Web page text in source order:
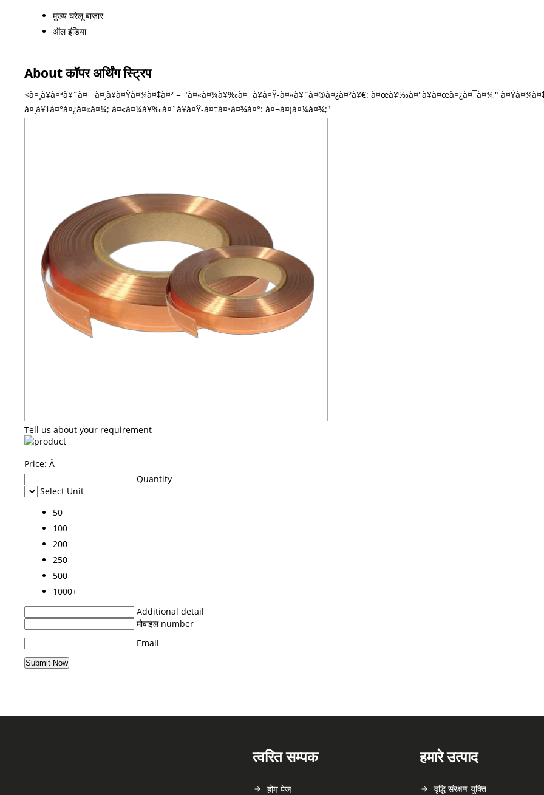
मुख्य घरेलू बाज़ार
ऑल इंडिया
About कॉपर अर्थिंग स्ट्रिप
<à¤¸à¥à¤ªà¥ˆà¤¨ à¤¸à¥à¤Ÿà¤¾à¤‡à¤² = "à¤«à¤¼à¥‰à¤¨à¥à¤Ÿ-à¤«à¥ˆà¤®à¤¿à¤²à¥€: à¤œà¥‰à¤°à¥à¤œà¤¿à¤¯à¤¾,"
à¤¸à¥‡à¤°à¤¿à¤«à¤¼; à¤«à¤¼à¥‰à¤¨à¥à¤Ÿ-à¤†à¤•à¤¾à¤°: à¤¬à¤¡à¤¼à¤¾;"
Tell us about your requirement
Price: Â
Quantity
Select Unit
50
100
200
250
500
1000+
Additional detail
मोबाइल number
Email
त्वरित सम्पक
होम पेज
हमारे उत्पाद
वृद्धि संरक्षण युक्ति